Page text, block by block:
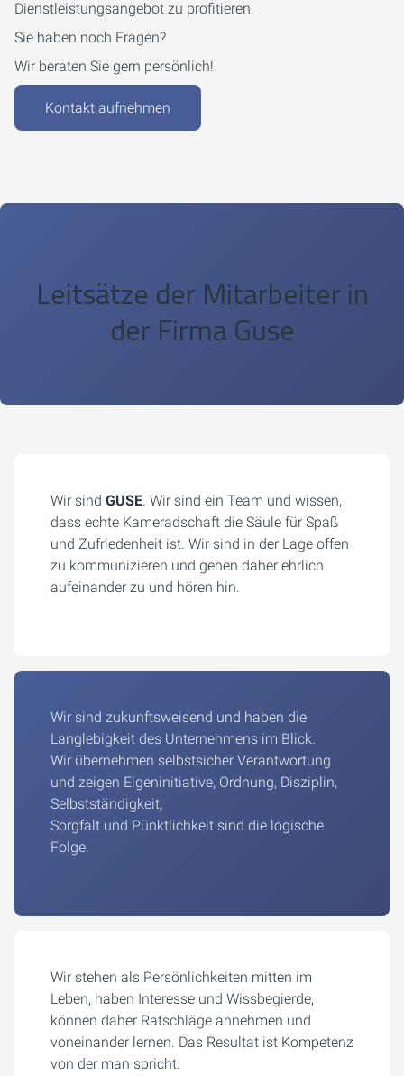
Dienstleistungsangebot zu profitieren.
Sie haben noch Fragen?
Wir beraten Sie gern persönlich!
Kontakt aufnehmen
Leitsätze der Mitarbeiter in
der Firma Guse
Wir sind GUSE. Wir sind ein Team und wissen,
dass echte Kameradschaft die Säule für Spaß
und Zufriedenheit ist. Wir sind in der Lage offen
zu kommunizieren und gehen daher ehrlich
aufeinander zu und hören hin.
Wir sind zukunftsweisend und haben die
Langlebigkeit des Unternehmens im Blick.
Wir übernehmen selbstsicher Verantwortung
und zeigen Eigeninitiative, Ordnung, Disziplin,
Selbstständigkeit,
Sorgfalt und Pünktlichkeit sind die logische
Folge.
Wir stehen als Persönlichkeiten mitten im
Leben, haben Interesse und Wissbegierde,
können daher Ratschläge annehmen und
voneinander lernen. Das Resultat ist Kompetenz
von der man spricht.